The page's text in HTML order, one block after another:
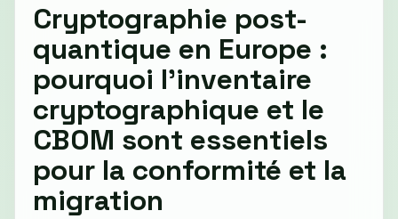
Cryptographie post-
quantique en Europe :
pourquoi l'inventaire
cryptographique et le
CBOM sont essentiels
pour la conformité et la
migration